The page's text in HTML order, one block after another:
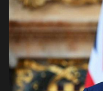
Սուրբ Աննա
սուրբ և անմահ
Փաշինյան
09 Օգոստոս, 2026 14:13
03 Օգոստոս, 2026